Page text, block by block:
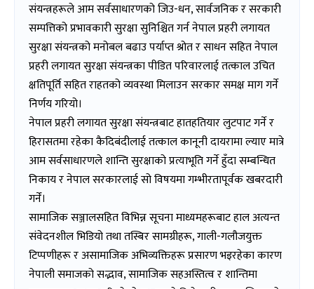
संयन्त्रहरूले आम सर्वसाधारणको जिउ-धन, सार्वजनिक र सरकारी
सम्पत्तिको प्रभावकारी सुरक्षा सुनिश्चित गर्न नेपाल प्रहरी लगायत
सुरक्षा संयन्त्रको मनोबल बढाउ पर्याप्त श्रोत र साधन सहित नेपाल
प्रहरी लगायत सुरक्षा संयन्त्रका पीडित परिवारलाई तत्काल उचित
क्षतिपूर्ति सहित राहतको व्यवस्था मिलाउन सरकार समक्ष माग गर्ने
निर्णय गरियो।
नेपाल प्रहरी लगायत सुरक्षा संयन्त्रबाट हातहतियार लुटपाट गर्ने र
हिरासतमा रहेका कैदिबंदीलाई तत्काल कानूनी दायरामा ल्याए मात्रे
आम सर्वसाधारणले शान्ति सुरक्षाको प्रत्याभूति गर्ने हुँदा सम्बन्धित
निकाय र नेपाल सरकारलाई सो विषयमा गम्भीरतापूर्वक खबरदारी
गर्नें।
सामाजिक सञ्जालसहित विभिन्न सूचना माध्यमहरूबाट हाल अत्यन्त
संवेदनशील भिडियो तथा तस्बिर सामग्रीहरू, गाली-गलौजयुक्त
टिप्पणीहरू र असामाजिक अभिव्यक्तिहरू प्रसारण भइरहेका कारण
नेपाली समाजको सद्भाव, सामाजिक सहअस्तित्व र शान्तिमा